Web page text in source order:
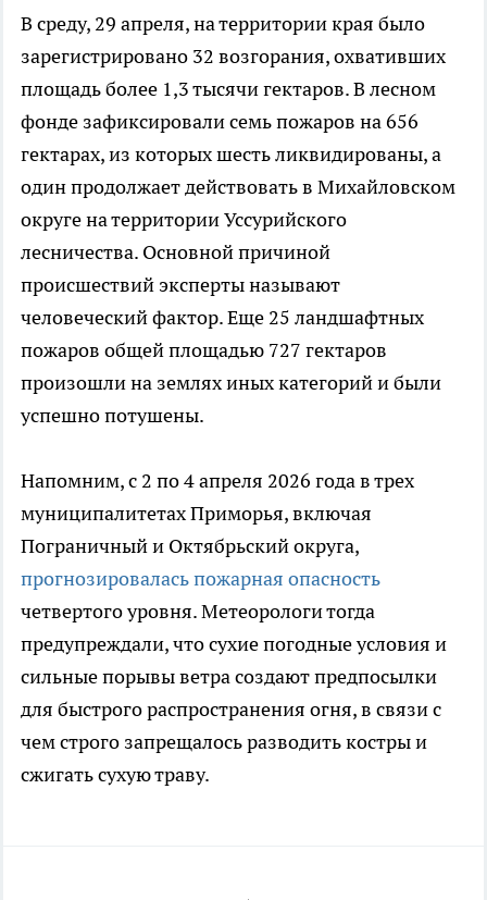
В среду, 29 апреля, на территории края было
зарегистрировано 32 возгорания, охвативших
площадь более 1,3 тысячи гектаров. В лесном
фонде зафиксировали семь пожаров на 656
гектарах, из которых шесть ликвидированы, а
один продолжает действовать в Михайловском
округе на территории Уссурийского
лесничества. Основной причиной
происшествий эксперты называют
человеческий фактор. Еще 25 ландшафтных
пожаров общей площадью 727 гектаров
произошли на землях иных категорий и были
успешно потушены.
Напомним, с 2 по 4 апреля 2026 года в трех
муниципалитетах Приморья, включая
Пограничный и Октябрьский округа,
прогнозировалась пожарная опасность
четвертого уровня. Метеорологи тогда
предупреждали, что сухие погодные условия и
сильные порывы ветра создают предпосылки
для быстрого распространения огня, в связи с
чем строго запрещалось разводить костры и
сжигать сухую траву.